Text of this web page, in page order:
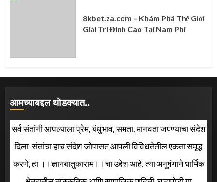
8kbet.za.com – Khám Phá Thế Giới
Giải Trí Đỉnh Cao Tại Nam Phi
आमच्याबद्दल थोडक्यात..
सर्व संतांनी आपल्याला प्रेम, बंधुभाव, समता, मानवता जपण्याचा संदेश
दिला. संतांचा हाच संदेश जोपासत आपली विविधतेतील एकता समृद्ध
करणे, हा ।।ज्ञानबातुकाराम।।चा उद्देश आहे. त्या अनुषंगाने धार्मिक